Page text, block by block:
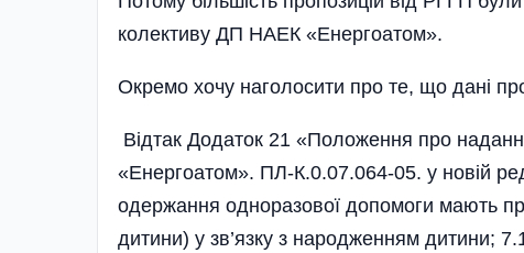
колективу ДП НАЕК «Енергоатом».
Окремо хочу наголосити про те, що дані
Відтак Додаток 21 «Положення про
«Енергоатом». ПЛ-К.0.07.064-05. у новій
одержання одноразової допомоги мають
дитини) у зв’язку з народженням дитини;